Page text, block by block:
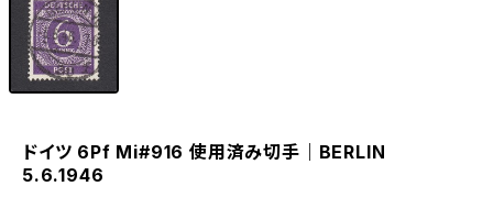
ドイツ 6Pf Mi#916 使用済み切手｜BERLIN
5.6.1946